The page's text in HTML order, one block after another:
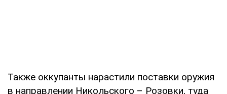
Также оккупанты нарастили поставки оружия
в направлении Никольского – Розовки, туда